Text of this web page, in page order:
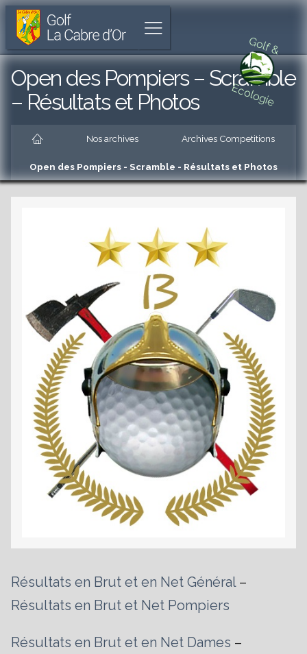
Golf &
Ecologie
Golf
La
Cabre
d'Or
Parcours
de
trous
unique
Cabriès
Aller
l'accueil
au
menu
principal
au
contenu
principal
Aller
au
pied
Afficher
le
menu
Nos archives Archives Competitions
Open des Pompiers - Scramble - Résultats et Photos
Open des Pompiers – Scramble
– Résultats et Photos
Résultats en Brut et en Net Général–
Résultats en Brut et Net Pompiers
Résultats en Brut et en Net Dames –